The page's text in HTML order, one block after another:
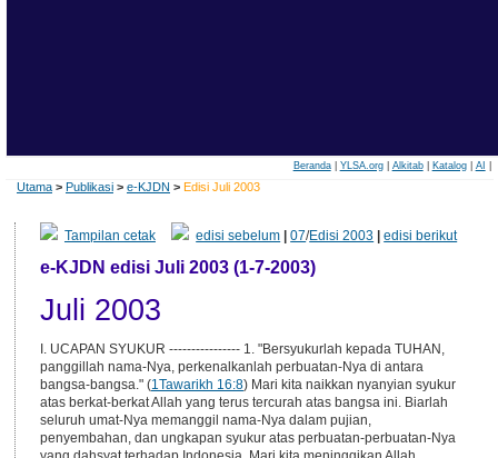
Beranda| YLSA.org| Alkitab| Katalog| AI
Utama > Publikasi > e-KJDN > Edisi Juli 2003
Tampilan cetak edisi sebelum |07/Edisi 2003 |edisi berikut
e-KJDN edisi Juli 2003 (1-7-2003)
Juli 2003
I. UCAPAN SYUKUR ---------------- 1. "Bersyukurlah kepada TUHAN,
panggillah nama-Nya, perkenalkanlah perbuatan-Nya di antara
bangsa-bangsa." (1Tawarikh 16:8) Mari kita naikkan nyanyian syukur
atas berkat-berkat Allah yang terus tercurah atas bangsa ini. Biarlah
seluruh umat-Nya memanggil nama-Nya dalam pujian,
penyembahan, dan ungkapan syukur atas perbuatan-perbuatan-Nya